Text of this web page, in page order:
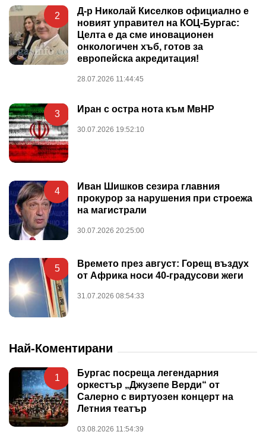
2
Д-р Николай Киселков официално е
новият управител на КОЦ-Бургас:
Целта е да сме иновационен
онкологичен хъб, готов за
европейска акредитация!
28.07.2026 11:44:45
3 Иран с остра нота към МвНР
30.07.2026 19:52:10
4
Иван Шишков сезира главния
прокурор за нарушения при строежа
на магистрали
30.07.2026 20:25:00
5
Времето през август: Горещ въздух
от Африка носи 40-градусови жеги
31.07.2026 08:54:33
Най-Коментирани
1
Бургас посреща легендарния
оркестър „Джузепе Верди“ от
Салерно с виртуозен концерт на
Летния театър
03.08.2026 11:54:39